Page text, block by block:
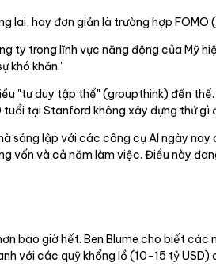
lai, hay đơn giản là trường hợp FOMO
ty trong lĩnh vực năng động của Mỹ
khó khăn."
"tư duy tập thể" (groupthink) đến
tại Stanford không xây dựng thứ gì
sáng lập với các công cụ AI ngày
vốn và cả năm làm việc. Điều này
bao giờ hết. Ben Blume cho biết
với các quỹ khổng lồ (10-15 tỷ